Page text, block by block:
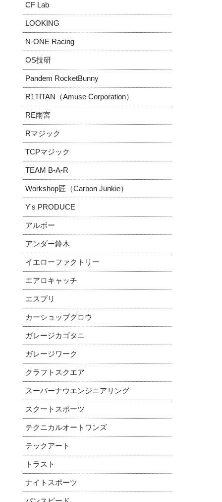
CF Lab
LOOKING
N-ONE Racing
OS技研
Pandem RocketBunny
R1TITAN（Amuse Corporation）
RE雨宮
Rマジック
TCPマジック
TEAM B-A-R
Workshop匠（Carbon Junkie）
Y's PRODUCE
アルボー
アンダー鈴木
イエローファクトリー
エアロキャッチ
エスプリ
カーショップグロウ
ガレージカゴタニ
ガレージワーク
クラフトスクエア
スーパーナウエンジニアリング
スクートスポーツ
テクニカルオートワンズ
テックアート
トラスト
ナイトスポーツ